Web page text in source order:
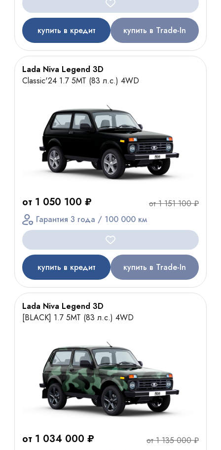
купить в кредит купить в Trade-In
Lada Niva Legend 3D
Classic'24 1.7 5МТ (83 л.с.) 4WD
от 1 050 100 ₽
от 1 151 100 ₽
Гарантия 3 года / 100 000 км
купить в кредит купить в Trade-In
Lada Niva Legend 3D
[BLACK] 1.7 5МТ (83 л.с.) 4WD
от 1 034 000 ₽
от 1 135 000 ₽